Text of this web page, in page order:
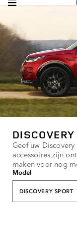
Geef uw
accessoires zijn
maken voor nog
Model
DISCOVERY SPORT